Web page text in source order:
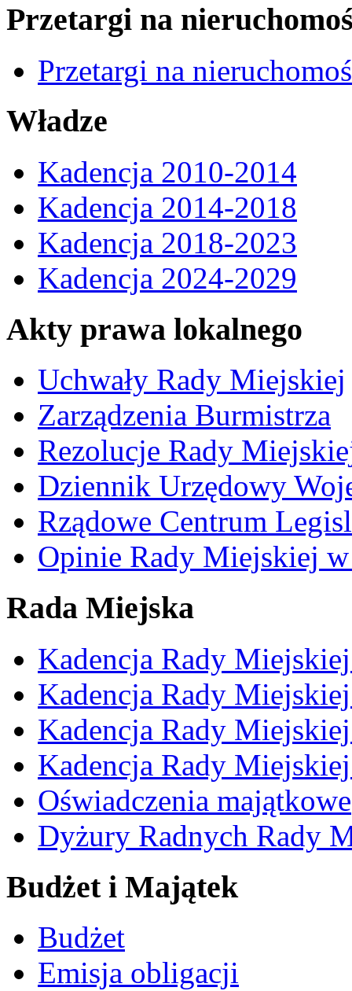
Przetargi na
Przetargi na
Władze
Kadencja 2010-2014
Kadencja 2014-2018
Kadencja 2018-2023
Kadencja 2024-2029
Akty prawa lokalnego
Uchwały Rady Miejskiej
Zarządzenia Burmistrza
Rezolucje Rady
Dziennik Urzędowy
Rządowe Centrum
Opinie Rady Miejskiej w
Rada Miejska
Kadencja Rady
Kadencja Rady
Kadencja Rady
Kadencja Rady
Oświadczenia majątkowe
Dyżury Radnych Rady
Budżet i Majątek
Budżet
Emisja obligacji